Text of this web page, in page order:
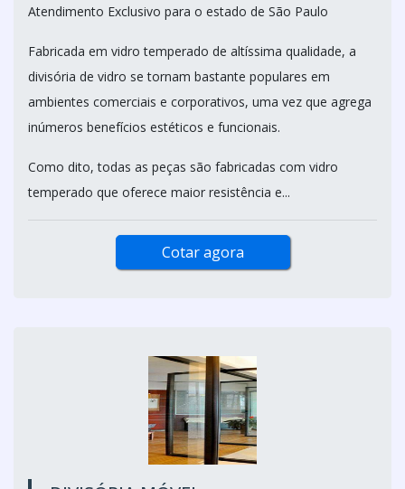
Atendimento Exclusivo para o estado de São Paulo
Fabricada em vidro temperado de altíssima qualidade, a
divisória de vidro se tornam bastante populares em
ambientes comerciais e corporativos, uma vez que agrega
inúmeros benefícios estéticos e funcionais.
Como dito, todas as peças são fabricadas com vidro
temperado que oferece maior resistência e...
Cotar agora